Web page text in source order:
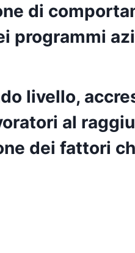
di
programmi
livello,
al
dei fattori